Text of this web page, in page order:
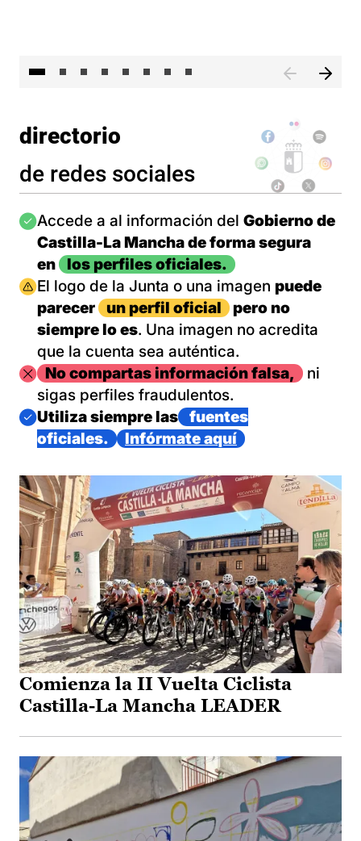
directorio
de redes sociales
Imagen
Accede a al información del Gobierno de
Castilla-La Mancha de forma segura
en
los perfiles oficiales.
Imagen
El logo de la Junta o una imagen puede
parecer
un perfil oficial
pero no
siempre lo es. Una imagen no acredita
que la cuenta sea auténtica.
ImagenNo compartas información falsa,
ni
sigas perfiles fraudulentos.
Imagen
Utiliza siempre las
fuentes
oficiales.
Infórmate aquí
Comienza la II Vuelta Ciclista
Castilla-La Mancha LEADER